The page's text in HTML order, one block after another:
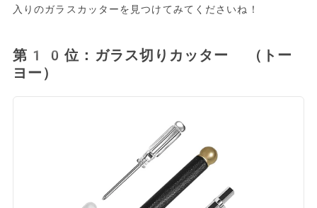
入りのガラスカッターを見つけてみてくださいね！
第10位：ガラス切りカッター （トー
ヨー）